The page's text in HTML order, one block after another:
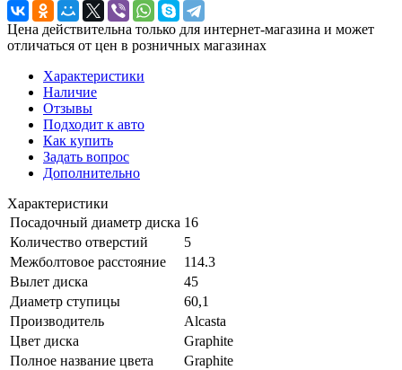
Цена действительна только для интернет-магазина и может
отличаться от цен в розничных магазинах
Характеристики
Наличие
Отзывы
Подходит к авто
Как купить
Задать вопрос
Дополнительно
Характеристики
Посадочный диаметр диска 16
Количество отверстий
5
Межболтовое расстояние
114.3
Вылет диска
45
Диаметр ступицы
60,1
Производитель
Alcasta
Цвет диска
Graphite
Полное название цвета
Graphite